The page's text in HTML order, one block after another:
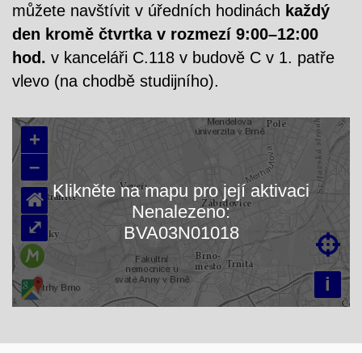
můžete navštívit v úředních hodinách každý
den kromě čtvrtka v rozmezí 9:00–12:00
hod. v kanceláři C.118 v budově C v 1. patře
vlevo (na chodbě studijního).
Načítám mapu…
+
–
i

⌂
⤢
Klikněte na mapu pro její aktivaci
Nenalezeno:
BVA03N01018